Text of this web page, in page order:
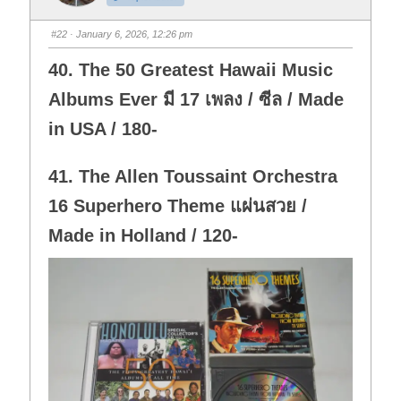
m
b
d
o
n
.
m
b
u
p
#22 · January 6, 2026, 12:26 pm
40. The 50 Greatest Hawaii Music
Albums Ever มี 17 เพลง / ซีล / Made
in USA / 180-
41. The Allen Toussaint Orchestra
16 Superhero Theme แผ่นสวย /
Made in Holland / 120-